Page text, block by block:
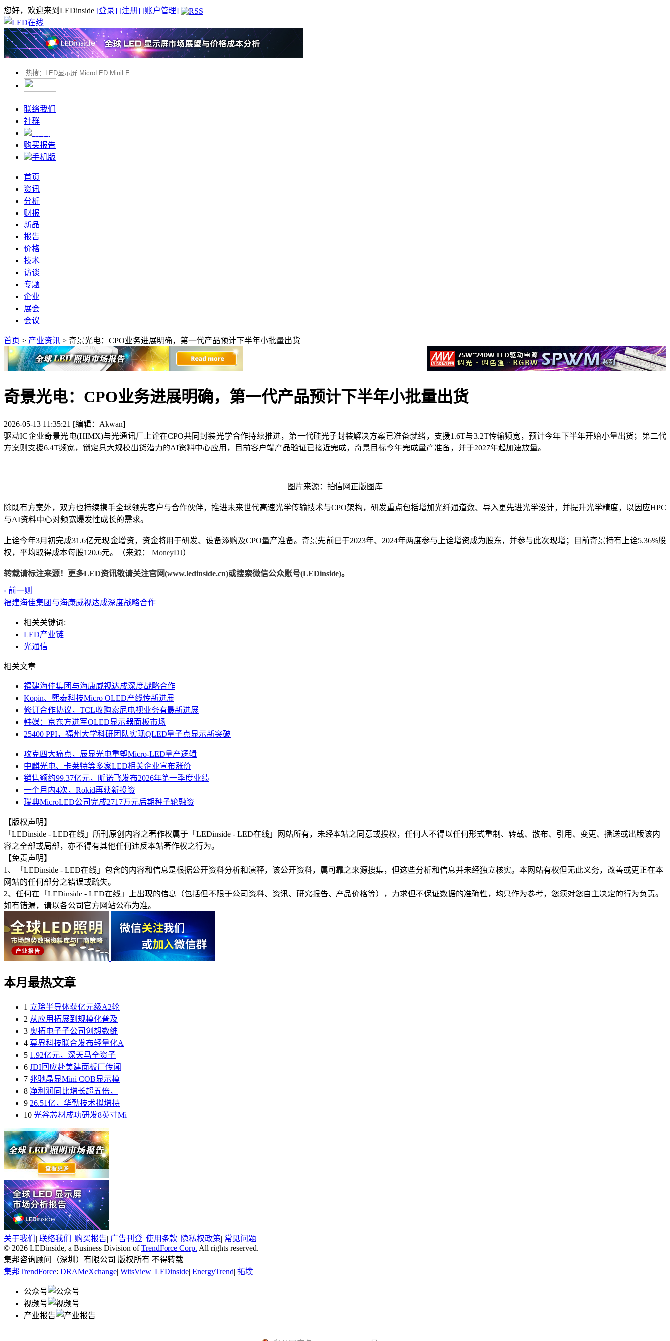
您好，欢迎来到LEDinside [登录] [注册] [账户管理]
联络我们
社群
购买报告
手机版
首页
资讯
分析
财报
新品
报告
价格
技术
访谈
专题
企业
展会
会议
首页 > 产业资讯 > 奇景光电：CPO业务进展明确，第一代产品预计下半年小批量出货
奇景光电：CPO业务进展明确，第一代产品预计下半年小批量出货
2026-05-13 11:35:21 [编辑：Akwan]
驱动IC企业奇景光电(HIMX)与光通讯厂上诠在CPO共同封装光学合作持续推进，第一代硅光子封装解决方案已准备就绪，支援1.6T与3.2T传输频宽，预计今年下半年开始小量出货；第二代
方案则支援6.4T频宽，锁定具大规模出货潜力的AI资料中心应用，目前客户端产品验证已接近完成，奇景目标今年完成量产准备，并于2027年起加速放量。
图片来源：拍信网正版图库
除既有方案外，双方也持续携手全球领先客户与合作伙伴，推进未来世代高速光学传输技术与CPO架构，研发重点包括增加光纤通道数、导入更先进光学设计，并提升光学精度，以因应HPC
与AI资料中心对频宽爆发性成长的需求。
上诠今年3月初完成31.6亿元现金增资，资金将用于研发、设备添购及CPO量产准备。奇景先前已于2023年、2024年两度参与上诠增资成为股东，并参与此次现增；目前奇景持有上诠5.36%股
权，平均取得成本每股120.6元。（来源： MoneyDJ）
转载请标注来源！更多LED资讯敬请关注官网(www.ledinside.cn)或搜索微信公众账号(LEDinside)。
‹ 前一则
福建海佳集团与海康威视达成深度战略合作
相关关键词:
LED产业链
光通信
相关文章
福建海佳集团与海康威视达成深度战略合作
Kopin、熙泰科技Micro OLED产线传新进展
修订合作协议，TCL收购索尼电视业务有最新进展
韩媒：京东方进军OLED显示器面板市场
25400 PPI，福州大学科研团队实现QLED量子点显示新突破
攻克四大痛点，辰显光电重塑Micro-LED量产逻辑
中麒光电、卡莱特等多家LED相关企业宣布涨价
销售额约99.37亿元，昕诺飞发布2026年第一季度业绩
一个月内4次，Rokid再获新投资
瑞典MicroLED公司完成2717万元后期种子轮融资
【版权声明】
「LEDinside - LED在线」所刊原创内容之著作权属于「LEDinside - LED在线」网站所有，未经本站之同意或授权，任何人不得以任何形式重制、转载、散布、引用、变更、播送或出版该内
容之全部或局部，亦不得有其他任何违反本站著作权之行为。
【免责声明】
1、「LEDinside - LED在线」包含的内容和信息是根据公开资料分析和演释，该公开资料，属可靠之来源搜集，但这些分析和信息并未经独立核实。本网站有权但无此义务，改善或更正在本
网站的任何部分之错误或疏失。
2、任何在「LEDinside - LED在线」上出现的信息（包括但不限于公司资料、资讯、研究报告、产品价格等），力求但不保证数据的准确性，均只作为参考，您须对您自主决定的行为负责。
如有错漏，请以各公司官方网站公布为准。
本月最热文章
1 立琻半导体获亿元级A2轮
2 从应用拓展到规模化普及
3 奥拓电子子公司创想数维
4 莫界科技联合发布轻量化A
5 1.92亿元，深天马全资子
6 JDI回应赴美建面板厂传闻
7 兆驰晶显Mini COB显示模
8 净利润同比增长超五倍，
9 26.51亿，华勤技术拟增持
10 光谷芯材成功研发8英寸Mi
关于我们 | 联络我们 | 购买报告| 广告刊登| 使用条款| 隐私权政策| 常见问题
© 2026 LEDinside, a Business Division ofTrendForce Corp. All rights reserved.
集邦咨询顾问（深圳）有限公司 版权所有 不得转载
集邦TrendForce: DRAMeXchange| WitsView| LEDinside| EnergyTrend| 拓墣
公众号
视频号
产业报告